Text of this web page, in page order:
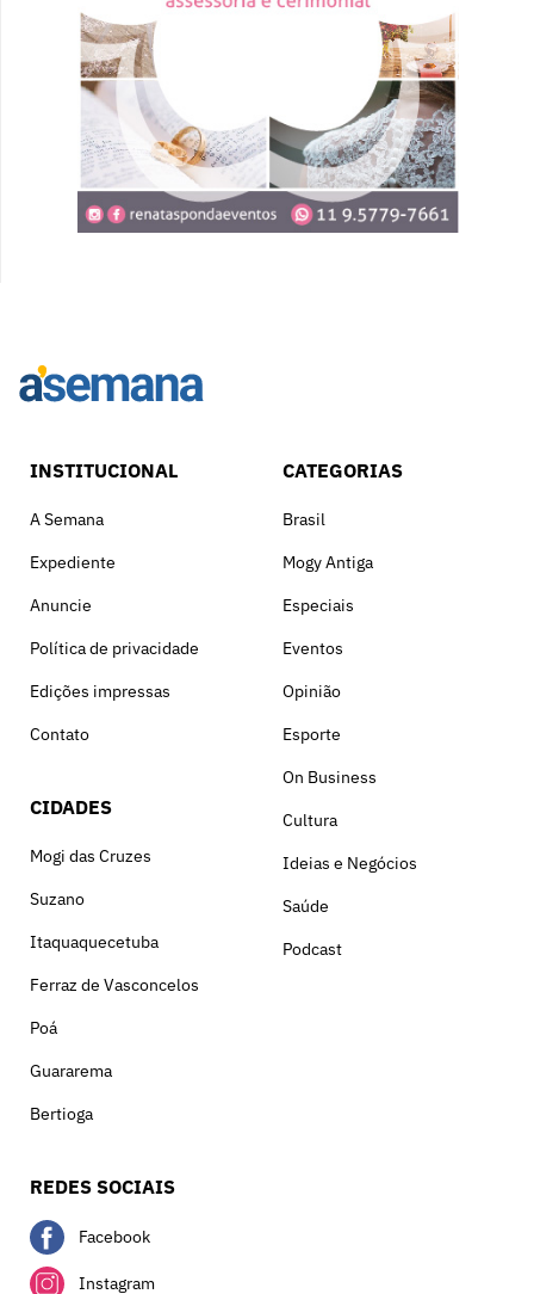
INSTITUCIONAL
A Semana
Expediente
Anuncie
Política de privacidade
Edições impressas
Contato
CIDADES
Mogi das Cruzes
Suzano
Itaquaquecetuba
Ferraz de Vasconcelos
Poá
Guararema
Bertioga
CATEGORIAS
Brasil
Mogy Antiga
Especiais
Eventos
Opinião
Esporte
On Business
Cultura
Ideias e Negócios
Saúde
Podcast
REDES SOCIAIS
Facebook
Instagram